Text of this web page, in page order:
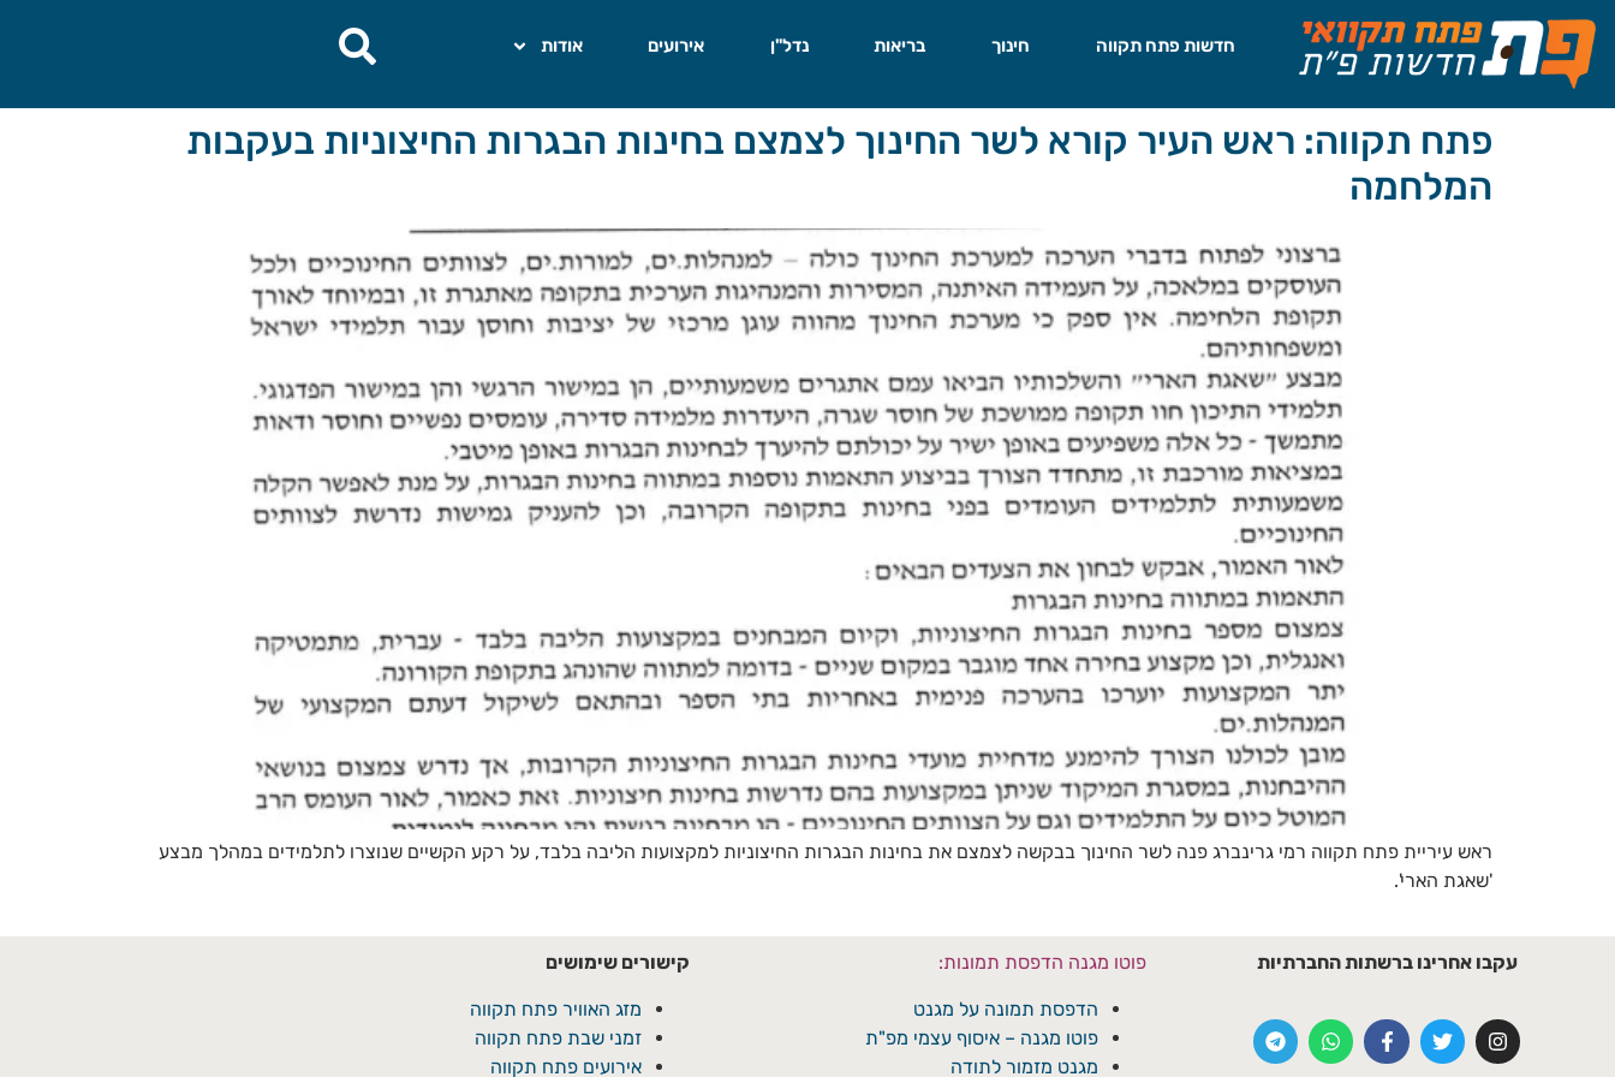
לתוכן
חדשות פתח תקווה חינוך בריאות נדל"ן אירועים אודות
פתח תקווה: ראש העיר קורא לשר החינוך לצמצם בחינות הבגרות החיצוניות בעקבות
המלחמה
ראש עיריית פתח תקווה רמי גרינברג פנה לשר החינוך בבקשה לצמצם את בחינות הבגרות החיצוניות למקצועות הליבה בלבד, על רקע הקשיים שנוצרו לתלמידים במהלך מבצע
'שאגת הארי'.
עקבו אחרינו ברשתות החברתיות פוטו מגנה הדפסת תמונות:
הדפסת תמונה על מגנט
פוטו מגנה – איסוף עצמי מפ"ת
מגנט מזמור לתודה
קישורים שימושים
מזג האוויר פתח תקווה
זמני שבת פתח תקווה
אירועים פתח תקווה